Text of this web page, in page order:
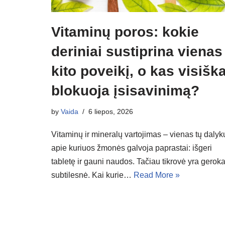
Vitaminų poros: kokie
deriniai sustiprina vienas
kito poveikį, o kas
blokuoja įsisavinimą?
by Vaida 6 liepos, 2026
Vitaminų ir mineralų vartojimas – vienas tų
apie kuriuos žmonės galvoja paprastai: išgeri
tabletę ir gauni naudos. Tačiau tikrovė yra
subtilesnė. Kai kurie… Read More »